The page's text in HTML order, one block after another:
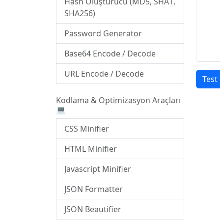
SHA256)
Password Generator
Base64 Encode / Decode
URL Encode / Decode
Kodlama & Optimizasyon Araçları
💻
CSS Minifier
HTML Minifier
Javascript Minifier
JSON Formatter
JSON Beautifier
Test